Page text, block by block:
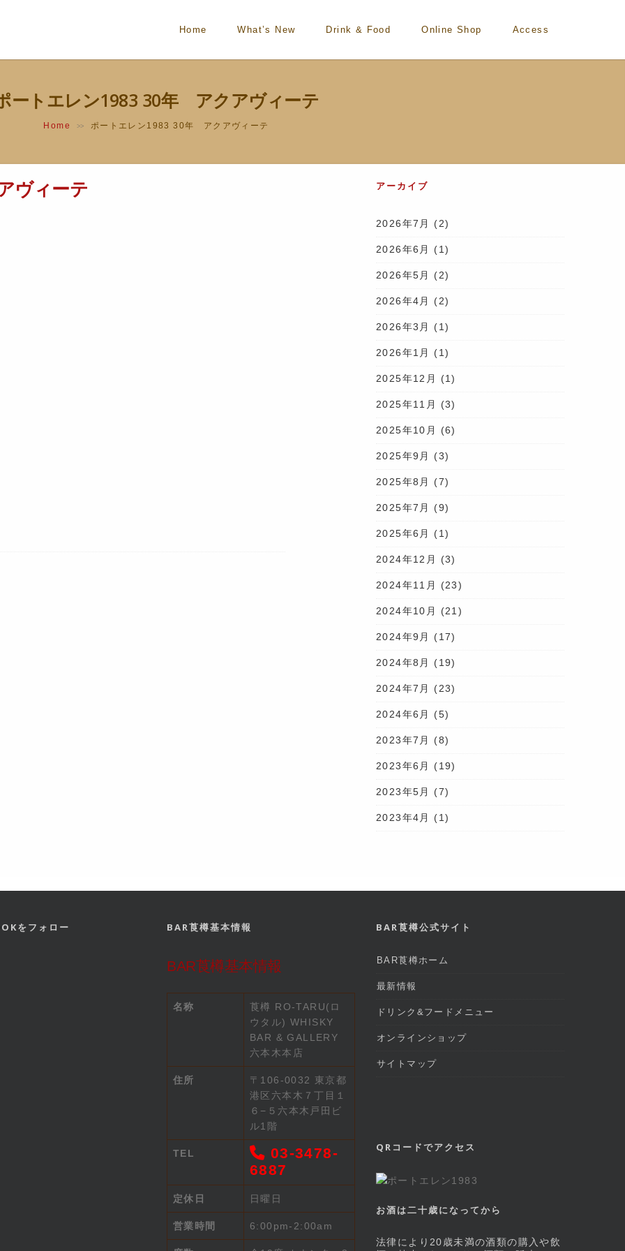
Home What’s New Drink & Food Online Shop Access
ートエレン1983 30年 アクアヴィーテ
Home >> ポートエレン1983 30年 アクアヴィーテ
ヴィーテ アーカイブ
2026年7月 (2)
2026年6月 (1)
2026年5月 (2)
2026年4月 (2)
2026年3月 (1)
2026年1月 (1)
2025年12月 (1)
2025年11月 (3)
2025年10月 (6)
2025年9月 (3)
2025年8月 (7)
2025年7月 (9)
2025年6月 (1)
2024年12月 (3)
2024年11月 (23)
2024年10月 (21)
2024年9月 (17)
2024年8月 (19)
2024年7月 (23)
2024年6月 (5)
2023年7月 (8)
2023年6月 (19)
2023年5月 (7)
2023年4月 (1)
をフォロー BAR莨樽基本情報
BAR莨樽基本情報
名称
莨樽 RO-TARU(ロ
ウタル) WHISKY
BAR & GALLERY
六本木本店
住所
〒106-0032 東京都
港区六本木７丁目１
６−５六本木戸田ビ
ル1階
TEL
03-3478-
6887
定休日 日曜日
営業時間 6:00pm-2:00am
BAR莨樽公式サイト
BAR莨樽ホーム
最新情報
ドリンク&フードメニュー
オンラインショップ
サイトマップ
QRコードでアクセス
お酒は二十歳になってから
法律により20歳未満の酒類の購入や飲